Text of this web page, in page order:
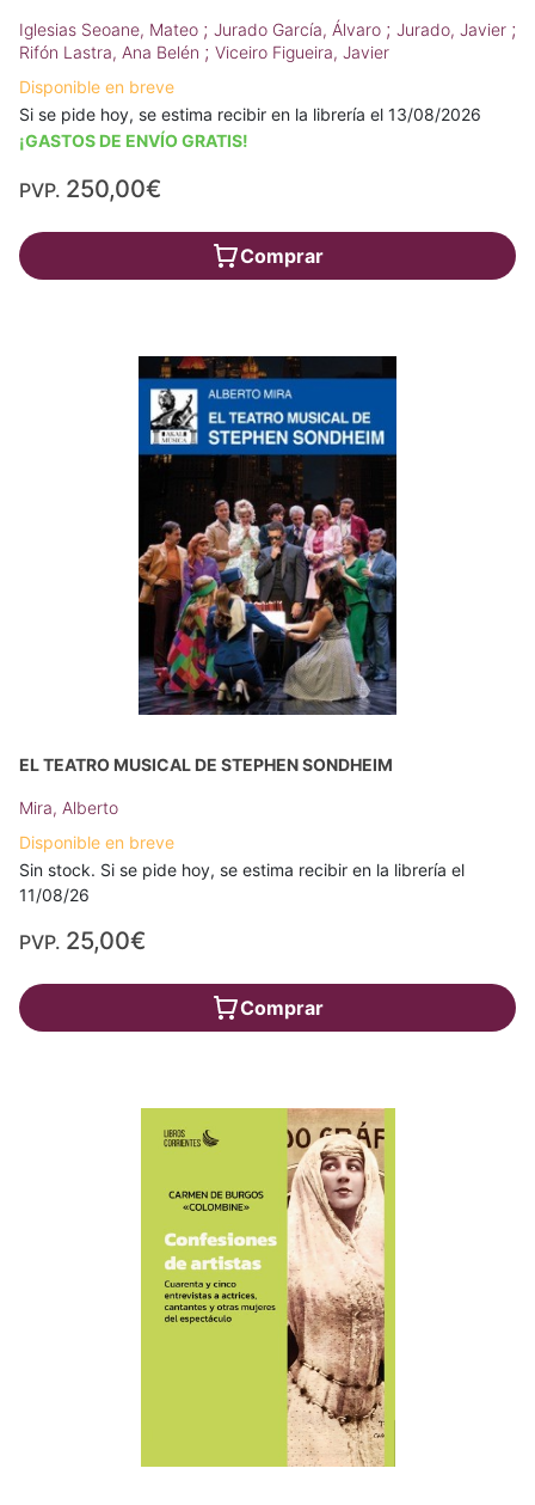
Iglesias Seoane, Mateo ; Jurado García, Álvaro ; Jurado, Javier ;
Rifón Lastra, Ana Belén ; Viceiro Figueira, Javier
Disponible en breve
Si se pide hoy, se estima recibir en la librería el 13/08/2026
¡GASTOS DE ENVÍO GRATIS!
PVP. 250,00€
Comprar
EL TEATRO MUSICAL DE STEPHEN SONDHEIM
Mira, Alberto
Disponible en breve
Sin stock. Si se pide hoy, se estima recibir en la librería el
11/08/26
PVP. 25,00€
Comprar